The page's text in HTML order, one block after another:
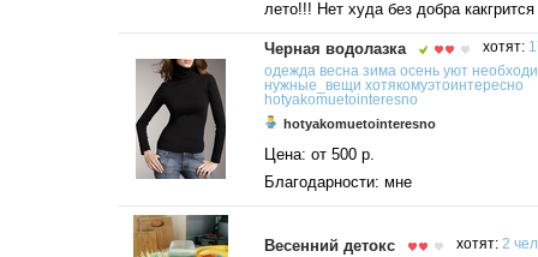
лето!!! Нет худа без добра какгрится
Черная водолазка хотят:
одежда весна зима осень уют
нужные_вещи хотякомуэтоинтересно
hotyakomuetointeresno
hotyakomuetointeresno
Цена: от 500 р.
Благодарности: мне
Весенний детокс хотят: 2